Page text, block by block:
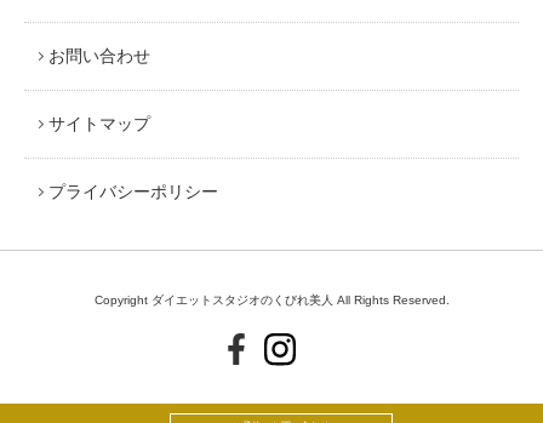
お問い合わせ
サイトマップ
プライバシーポリシー
Copyright ダイエットスタジオのくびれ美人 All Rights Reserved.